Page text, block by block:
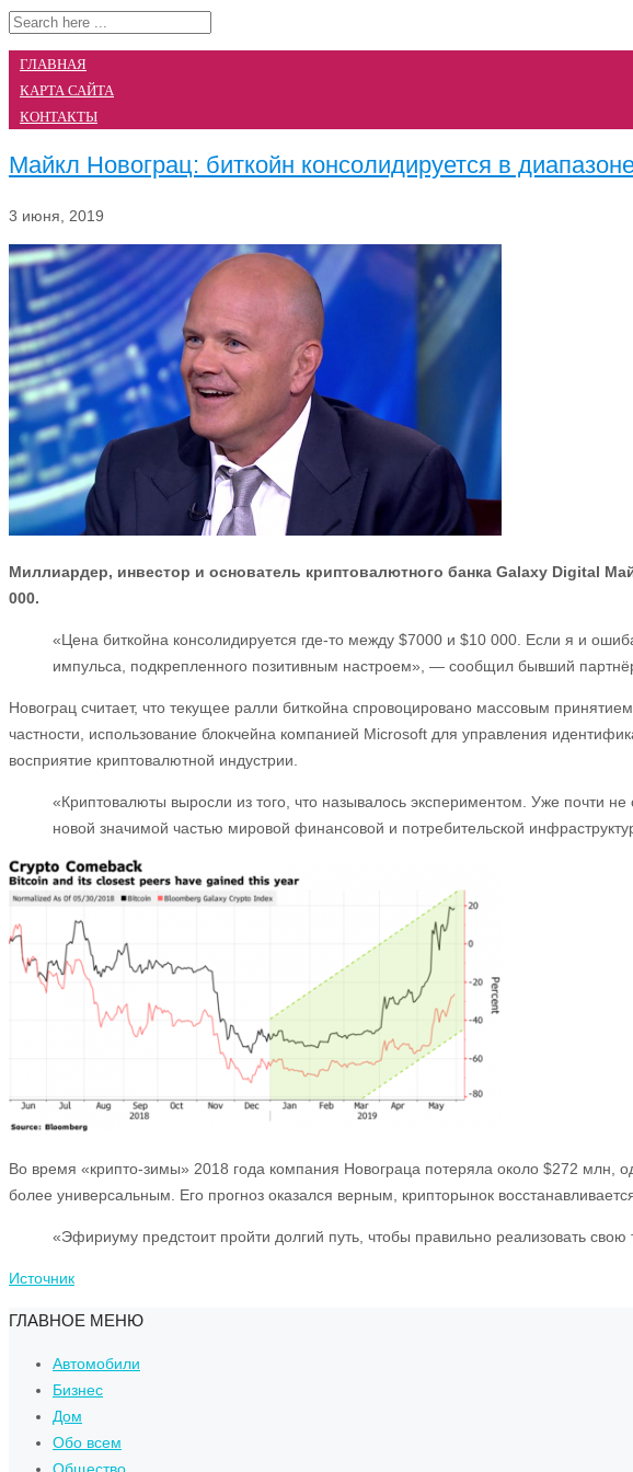
ГЛАВНАЯ
КАРТА САЙТА
КОНТАКТЫ
Майкл Новограц: биткойн консолидируется в
3 июня, 2019
Миллиардер, инвестор и основатель криптовалютного банка Galaxy Digital
000.
«Цена биткойна консолидируется где-то между $7000 и $10 000. Если я и
импульса, подкрепленного позитивным настроем», — сообщил бывший
Новограц считает, что текущее ралли биткойна спровоцировано массовым
частности, использование блокчейна компанией Microsoft для управления
восприятие криптовалютной индустрии.
«Криптовалюты выросли из того, что называлось экспериментом. Уже почти
новой значимой частью мировой финансовой и потребительской
Во время «крипто-зимы» 2018 года компания Новограца потеряла около $272 млн,
более универсальным. Его прогноз оказался верным, крипторынок
«Эфириуму предстоит пройти долгий путь, чтобы правильно реализовать
Источник
ГЛАВНОЕ МЕНЮ
Автомобили
Бизнес
Дом
Обо всем
Общество